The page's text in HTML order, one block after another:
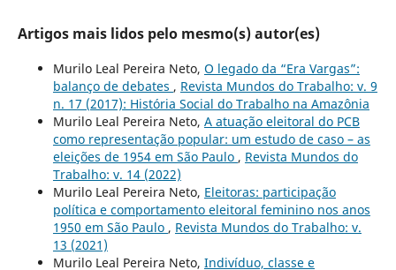
Artigos mais lidos pelo mesmo(s) autor(es)
Murilo Leal Pereira Neto, O legado da “Era Vargas”:
balanço de debates , Revista Mundos do Trabalho: v. 9
n. 17 (2017): História Social do Trabalho na Amazônia
Murilo Leal Pereira Neto, A atuação eleitoral do PCB
como representação popular: um estudo de caso – as
eleições de 1954 em São Paulo , Revista Mundos do
Trabalho: v. 14 (2022)
Murilo Leal Pereira Neto, Eleitoras: participação
política e comportamento eleitoral feminino nos anos
1950 em São Paulo , Revista Mundos do Trabalho: v.
13 (2021)
Murilo Leal Pereira Neto, Indivíduo, classe e